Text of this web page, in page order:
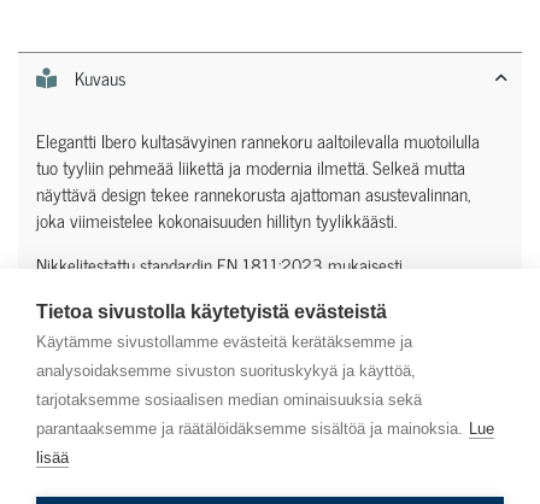
Tietoa sivustolla käytetyistä evästeistä
Käytämme sivustollamme evästeitä kerätäksemme ja
analysoidaksemme sivuston suorituskykyä ja käyttöä,
tarjotaksemme sosiaalisen median ominaisuuksia sekä
parantaaksemme ja räätälöidäksemme sisältöä ja mainoksia. Lue
lisää
Kuvaus
Elegantti Ibero kultasävyinen rannekoru aaltoilevalla muotoilulla
tuo tyyliin pehmeää liikettä ja modernia ilmettä. Selkeä mutta
näyttävä design tekee rannekorusta ajattoman asustevalinnan,
joka viimeistelee kokonaisuuden hillityn tyylikkäästi.
Nikkelitestattu standardin EN 1811:2023 mukaisesti
Lisätiedot